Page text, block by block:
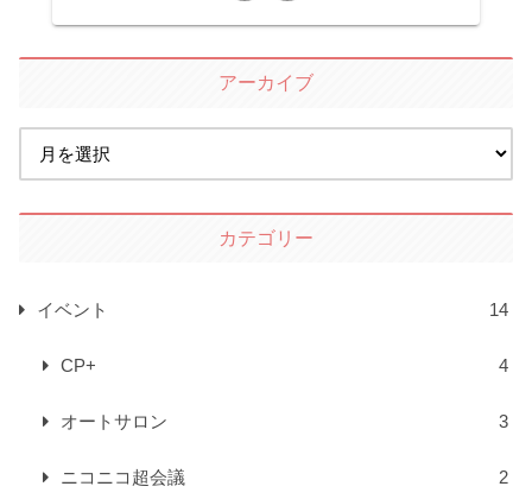
アーカイブ
カテゴリー
イベント 14
CP+ 4
オートサロン 3
ニコニコ超会議 2